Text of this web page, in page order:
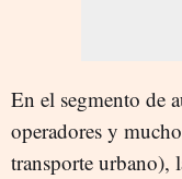
En el segmento de
operadores y
transporte urbano),